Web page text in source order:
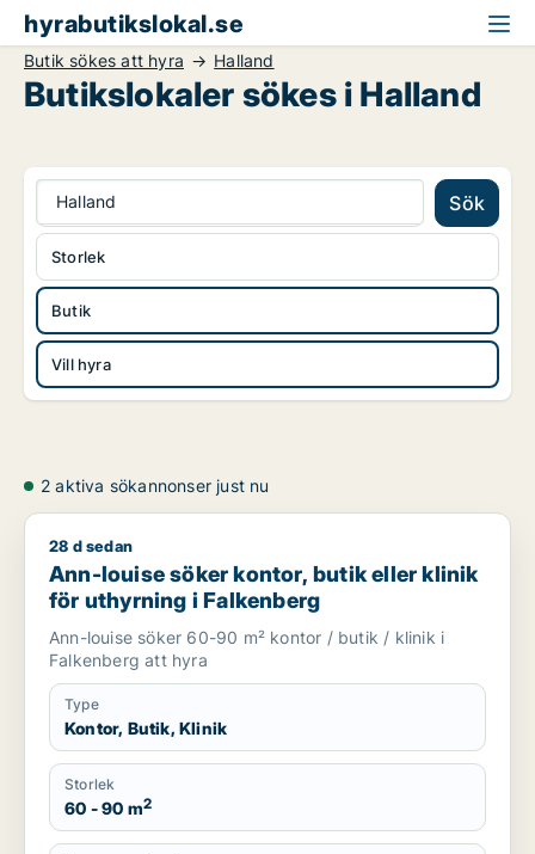
hyrabutikslokal.se
Butik sökes att hyra Halland
Butikslokaler sökes i Halland
Halland Sök
Butik
Vill hyra
Storlek
2 aktiva sökannonser just nu
Ann-louise söker kontor, butik eller klinik för uthyrning i
28 d sedan
Ann-louise söker kontor, butik eller klinik
för uthyrning i Falkenberg
Ann-louise söker 60-90 m² kontor / butik / klinik i
Falkenberg att hyra
Type
Kontor, Butik, Klinik
Storlek
60 - 90 m2